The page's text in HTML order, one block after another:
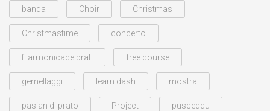
banda Choir Christmas
Christmastime concerto
filarmonicadeiprati free course
gemellaggi learn dash mostra
pasian di prato Project pusceddu